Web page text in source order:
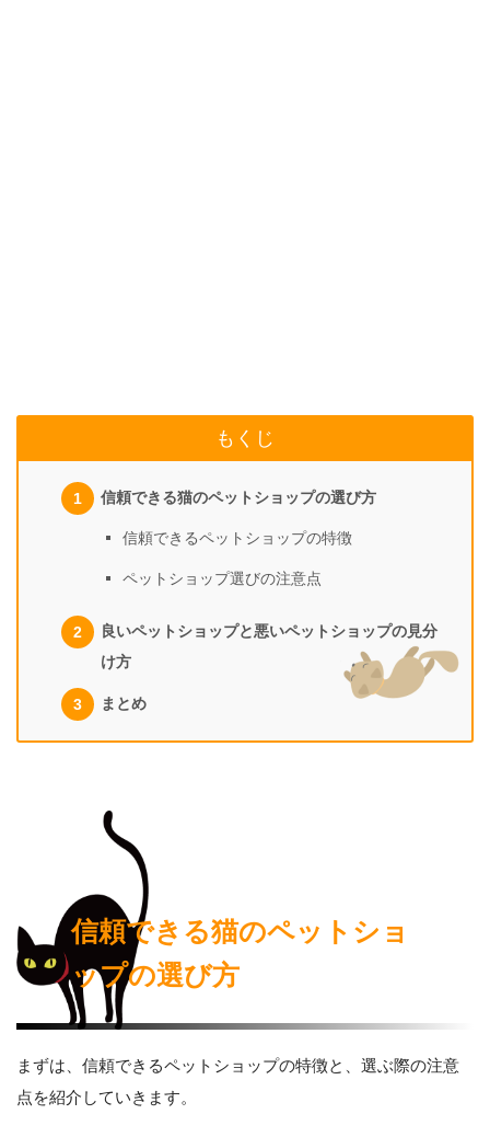
もくじ
信頼できる猫のペットショップの選び方
信頼できるペットショップの特徴
ペットショップ選びの注意点
良いペットショップと悪いペットショップの見分
け方
まとめ
信頼できる猫のペットショ
ップの選び方
まずは、信頼できるペットショップの特徴と、選ぶ際の注意
点を紹介していきます。